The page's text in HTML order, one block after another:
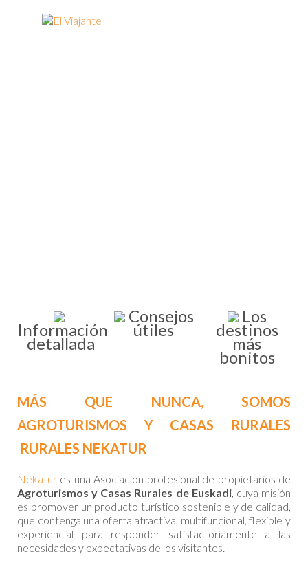
Información
detallada
Consejos
útiles
Los
destinos
más
bonitos
MÁS QUE NUNCA, SOMOS
AGROTURISMOS Y CASAS RURALES
RURALES NEKATUR
Nekatur es una Asociación profesional de propietarios de
Agroturismos y Casas Rurales de Euskadi, cuya misión
es promover un producto turístico sostenible y de calidad,
que contenga una oferta atractiva, multifuncional, flexible y
experiencial para responder satisfactoriamente a las
necesidades y expectativas de los visitantes.